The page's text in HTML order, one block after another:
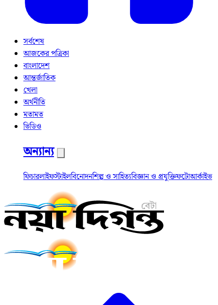
সর্বশেষ
আজকের পত্রিকা
বাংলাদেশ
আন্তর্জাতিক
খেলা
অর্থনীতি
মতামত
ভিডিও
অন্যান্য
ফিচারলাইফস্টাইলবিনোদনশিল্প ও সাহিত্যবিজ্ঞান ও প্রযুক্তিফটোআর্কাইভ